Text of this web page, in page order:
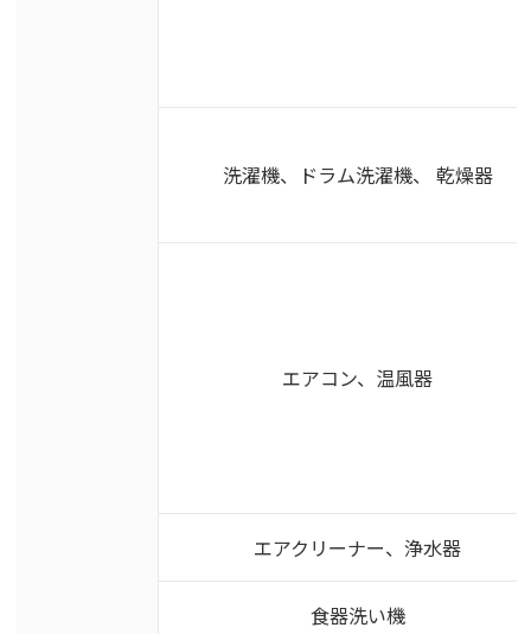
洗濯機、ドラム洗濯機、 乾燥器
エアコン、温風器
エアクリーナー、浄水器
食器洗い機